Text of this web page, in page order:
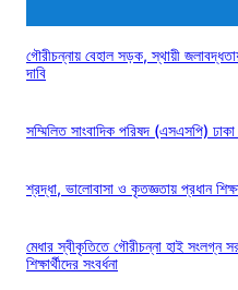
গৌরীচন্নায় বেহাল সড়ক, স্থায়ী
দাবি
সম্মিলিত সাংবাদিক পরিষদ (এসএসপি)
শ্রদ্ধা, ভালোবাসা ও কৃতজ্ঞতায় প্রধান
মেধার স্বীকৃতিতে গৌরীচন্না হাই সংলগ্ন
শিক্ষার্থীদের সংবর্ধনা